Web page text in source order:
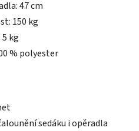
47 cm
150 kg
kg
% polyester
sedáku i opěradla